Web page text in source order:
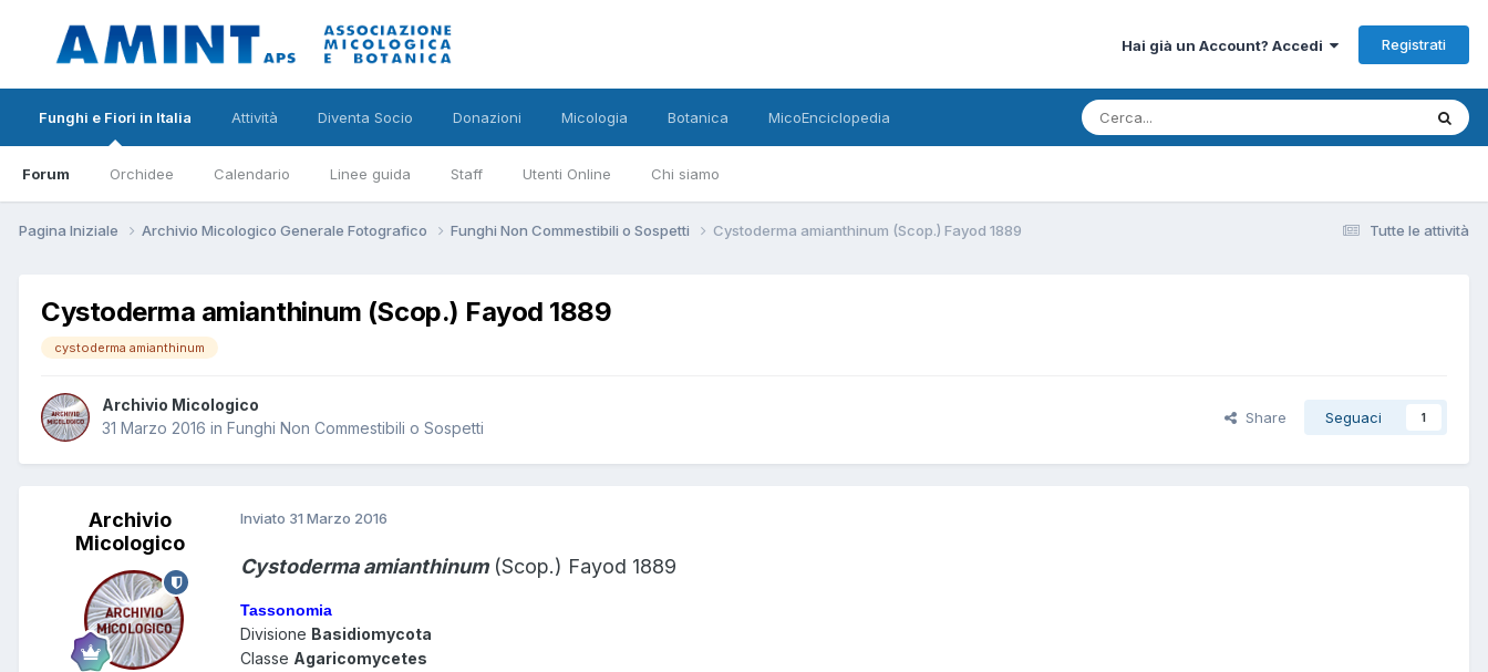
Hai già un Account? Accedi Registrati
Funghi e Fiori in Italia
Forum Orchidee Calendario Linee guida Staff Utenti Online Chi siamo
Attività Diventa Socio Donazioni Micologia Botanica MicoEnciclopedia
Tutte le attività
Pagina Iniziale Archivio Micologico Generale Fotografico Funghi Non Commestibili o Sospetti Cystoderma amianthinum (Scop.) Fayod 1889
Cystoderma amianthinum (Scop.) Fayod 1889
cystoderma amianthinum
Archivio Micologico
31 Marzo 2016 in Funghi Non Commestibili o Sospetti
Share Seguaci 1
Archivio
Micologico
Inviato 31 Marzo 2016
Cystoderma amianthinum(Scop.) Fayod 1889
Tassonomia
Divisione Basidiomycota
Classe Agaricomycetes